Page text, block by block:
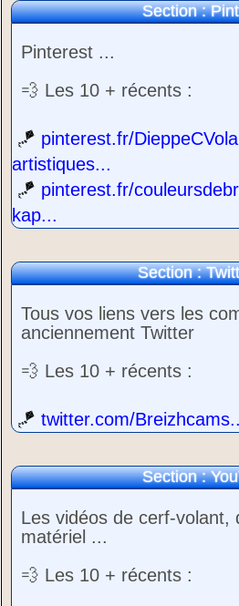
Section :
Pinterest ...
💨 Les 10 + récents :
🪁 pinterest.fr/
artistiques...
🪁 pinterest.fr/
kap...
Section :
Tous vos liens vers les
anciennement Twitter
💨 Les 10 + récents :
🪁twitter.com/
Section :
Les vidéos de cerf-volant,
matériel ...
💨 Les 10 + récents :